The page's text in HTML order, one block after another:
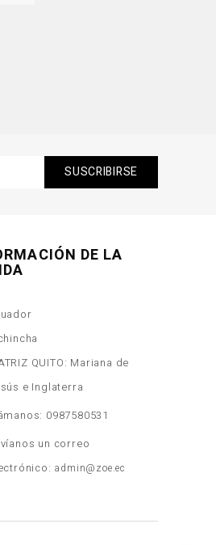
DE LA
QUITO: Mariana de
e Inglaterra
0987580531
un correo
admin@zoe.ec